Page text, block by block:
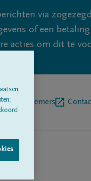
via
of een
acties om dit te